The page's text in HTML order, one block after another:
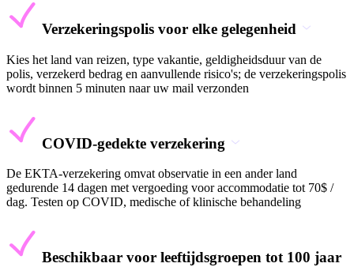
Verzekeringspolis voor elke gelegenheid
Kies het land van reizen, type vakantie, geldigheidsduur van de
polis, verzekerd bedrag en aanvullende risico's; de verzekeringspolis
wordt binnen 5 minuten naar uw mail verzonden
COVID-gedekte verzekering
De EKTA-verzekering omvat observatie in een ander land
gedurende 14 dagen met vergoeding voor accommodatie tot 70$ /
dag. Testen op COVID, medische of klinische behandeling
Beschikbaar voor leeftijdsgroepen tot 100 jaar